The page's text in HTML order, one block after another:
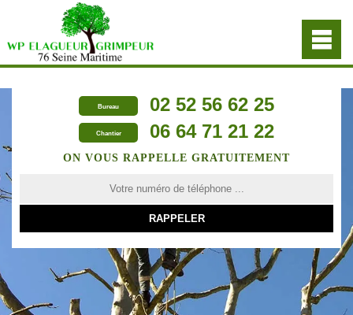
Bureau 02 52 56 62 25
Chantier 06 64 71 21 22
ON VOUS RAPPELLE GRATUITEMENT